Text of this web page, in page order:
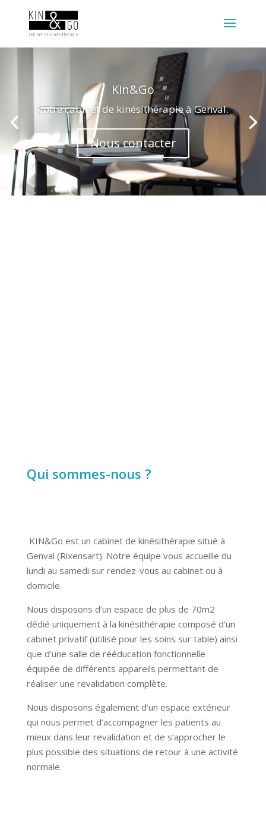
Kin&Go
Votre cabinet de kinésithérapie à Genval.
Nous contacter
Qui sommes-nous ?
KIN&Go est un cabinet de kinésithérapie situé à
Genval (Rixensart). Notre équipe vous accueille du
lundi au samedi sur rendez-vous au cabinet ou à
domicile.
Nous disposons d’un espace de plus de 70m2
dédié uniquement à la kinésithérapie composé d’un
cabinet privatif (utilisé pour les soins sur table) ainsi
que d’une salle de rééducation fonctionnelle
équipée de différents appareils permettant de
réaliser une revalidation complète.
Nous disposons également d’un espace extérieur
qui nous permet d’accompagner les patients au
mieux dans leur revalidation et de s’approcher le
plus possible des situations de retour à une activité
normale.